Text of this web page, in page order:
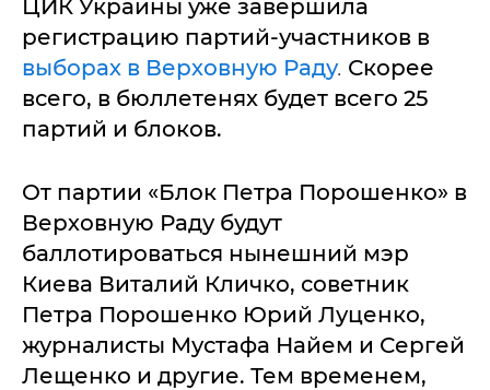
ЦИК Украины уже завершила
регистрацию партий-участников в
выборах в Верховную Раду. Скорее
всего, в бюллетенях будет всего 25
партий и блоков.
От партии «Блок Петра Порошенко» в
Верховную Раду будут
баллотироваться нынешний мэр
Киева Виталий Кличко, советник
Петра Порошенко Юрий Луценко,
журналисты Мустафа Найем и Сергей
Лещенко и другие. Тем временем,